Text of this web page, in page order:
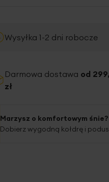
Wysyłka 1-2 dni robocze
Darmowa dostawa od
zł
Marzysz o komfortowym śnie?
Dobierz wygodną kołdrę i